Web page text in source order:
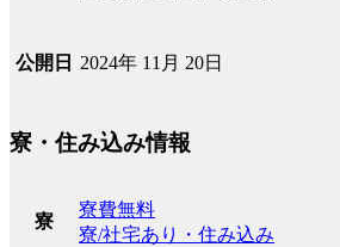
公開日 2024年 11月 20日
寮・住み込み情報
寮
寮費無料
寮/社宅あり・住み込み